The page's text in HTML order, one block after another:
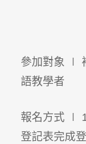
參加對象 ∣
語教學者
報名方式 ∣
登記表完成